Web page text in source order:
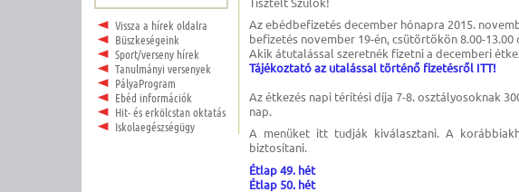
Vissza a hírek oldalra
Büszkeségeink
Sport/verseny hírek
Tanulmányi versenyek
PályaProgram
Ebéd információk
Hit- és erkölcstan oktatás
Iskolaegészségügy
Az ebédbefizetés december hónapra 2015.
befizetés november 19-én, csütörtökön 8.00-13.00
Akik átutalással szeretnék fizetni a decemberi
Tájékoztató az utalással történő fizetésről ITT!
Az étkezés napi térítési díja 7-8. osztályosoknak
nap.
A menüket itt tudják kiválasztani. A
biztosítani.
Étlap 49. hét
Étlap 50. hét